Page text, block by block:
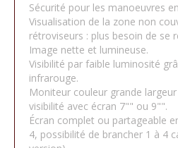
Sécurité pour les manoeuvres
Visualisation de la zone non
rétroviseurs : plus besoin de se
Image nette et lumineuse.
Visibilité par faible luminosité
infrarouge.
Moniteur couleur grande
visibilité avec écran 7"" ou 9"".
Écran complet ou partageable
4, possibilité de brancher 1 à 4